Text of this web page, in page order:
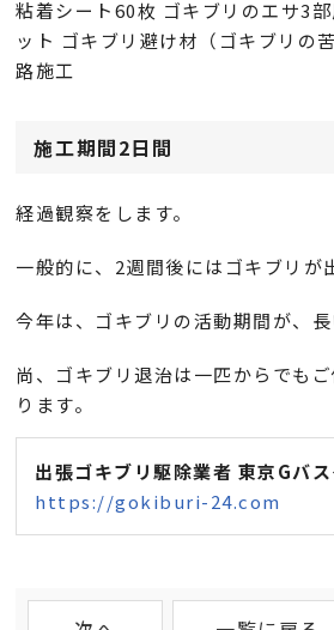
粘着シート60枚 ゴキブリのエサ3
ット ゴキブリ避け材（ゴキブリの
路施工
施工期間2日間
経過観察をします。
一般的に、2週間後にはゴキブリが
今年は、ゴキブリの活動期間が、長
尚、ゴキブリ退治は一匹からでも
ります。
出張ゴキブリ駆除業者 東京Gバ
https://gokiburi-24.com